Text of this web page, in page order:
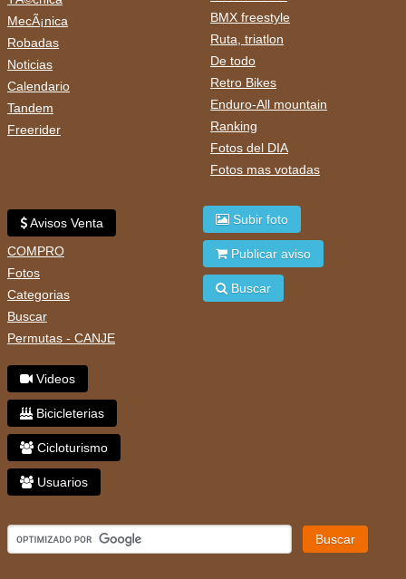
MecÃ¡nica
Robadas
Noticias
Calendario
Tandem
Freerider
BMX freestyle
Ruta, triatlon
De todo
Retro Bikes
Enduro-All mountain
Ranking
Fotos del DIA
Fotos mas votadas
Avisos Venta
COMPRO
Fotos
Categorias
Buscar
Permutas - CANJE
Videos
Bicicleterias
Cicloturismo
Usuarios
Subir foto
Publicar aviso
Buscar
Buscar